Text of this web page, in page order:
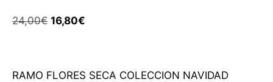
24,00€ 16,80€
RAMO FLORES SECA COLECCION NAVIDAD